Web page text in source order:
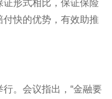
形式相比，保证保险
快的优势，有效助推
。会议指出，“金融要